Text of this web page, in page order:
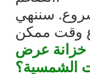
سننهي
خزانة عرض
الشمسية؟